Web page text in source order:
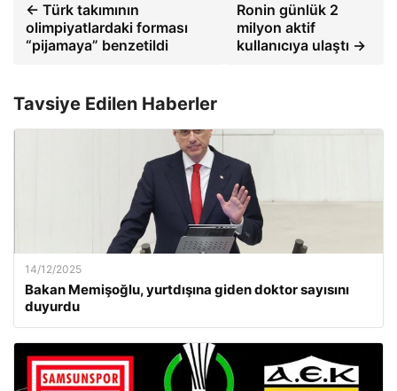
← Türk takımının
olimpiyatlardaki forması
“pijamaya” benzetildi
Ronin günlük 2
milyon aktif
kullanıcıya ulaştı →
Tavsiye Edilen Haberler
14/12/2025
Bakan Memişoğlu, yurtdışına giden doktor sayısını
duyurdu